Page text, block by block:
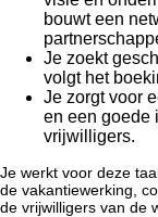
bouwt een
Je zoekt
volgt het
Je zorgt voor
en een goede
vrijwilligers.
Je werkt voor deze
de vakantiewerking,
de vrijwilligers van de